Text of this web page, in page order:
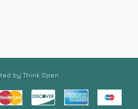
by Think Open